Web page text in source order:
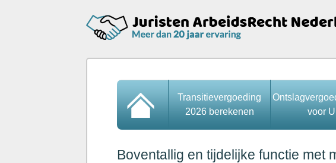
Transitievergoeding
2026 berekenen
voor U
Boventallig en tijdelijke functie met